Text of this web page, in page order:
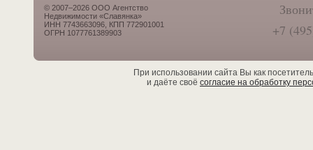
© 2007–2026 ООО Агентство
Недвижимости «Славянка»
ИНН 7743663096, КПП 772901001
ОГРН 1077761389903
+7
При использовании сайта Вы как
и даёте своё согласие на обработку